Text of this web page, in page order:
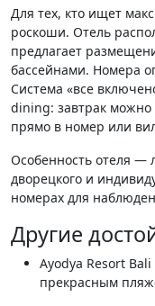
Для тех, кто ищет
роскоши. Отель
предлагает
бассейнами. Номера
Система «все
dining: завтрак можно
прямо в номер или
Особенность отеля —
дворецкого и
номерах для
Другие
Ayodya Resort Bali — классический курортный отель с
прекрасным